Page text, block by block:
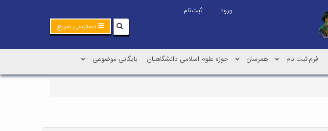
ورود |
ثبت‌نام
دسترسی سریع
فرم ثبت نام همرسان حوزه علوم اسلامی دانشگاهیان بایگانی موضوعی